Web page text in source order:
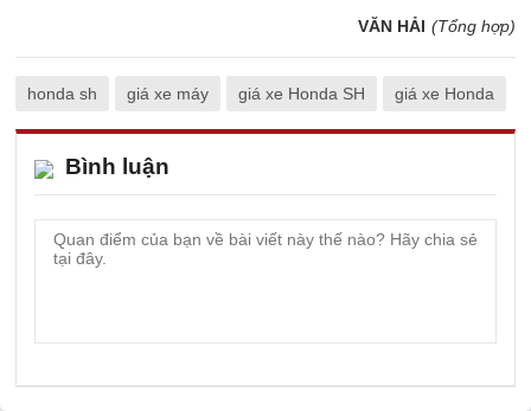
VĂN HẢI (Tổng hợp)
honda sh giá xe máy giá xe Honda SH giá xe Honda
Bình luận